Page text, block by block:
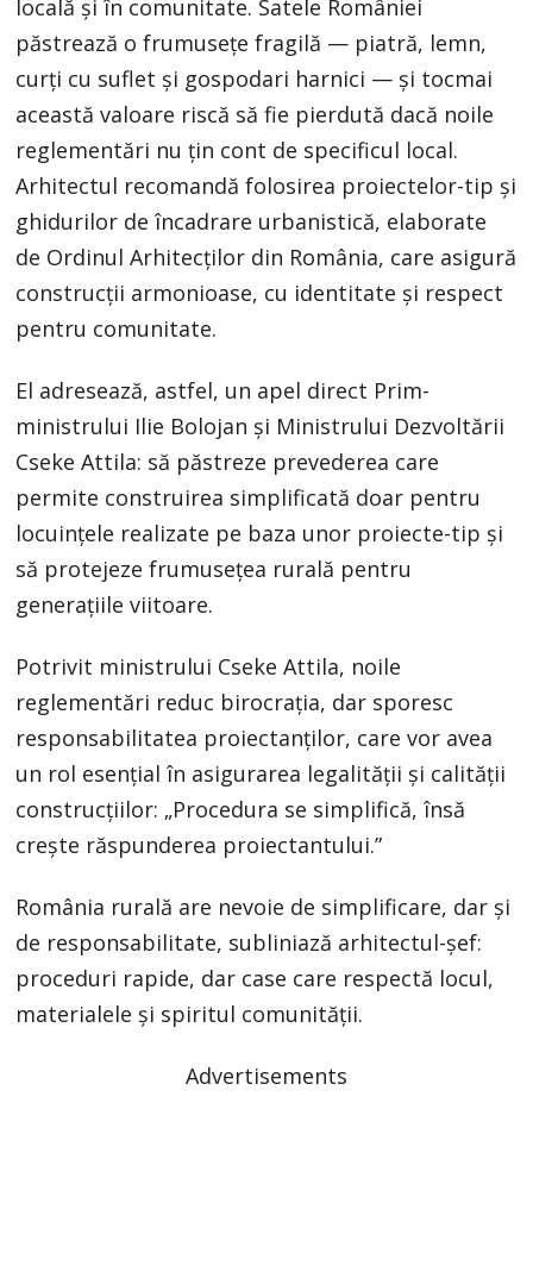
locală și în comunitate. Satele României
păstrează o frumusețe fragilă — piatră, lemn,
curți cu suflet și gospodari harnici — și tocmai
această valoare riscă să fie pierdută dacă noile
reglementări nu țin cont de specificul local.
Arhitectul recomandă folosirea proiectelor-tip și
ghidurilor de încadrare urbanistică, elaborate
de Ordinul Arhitecților din România, care asigură
construcții armonioase, cu identitate și respect
pentru comunitate.
El adresează, astfel, un apel direct Prim-
ministrului Ilie Bolojan și Ministrului Dezvoltării
Cseke Attila: să păstreze prevederea care
permite construirea simplificată doar pentru
locuințele realizate pe baza unor proiecte-tip și
să protejeze frumusețea rurală pentru
generațiile viitoare.
Potrivit ministrului Cseke Attila, noile
reglementări reduc birocrația, dar sporesc
responsabilitatea proiectanților, care vor avea
un rol esențial în asigurarea legalității și calității
construcțiilor: „Procedura se simplifică, însă
crește răspunderea proiectantului.”
România rurală are nevoie de simplificare, dar și
de responsabilitate, subliniază arhitectul-șef:
proceduri rapide, dar case care respectă locul,
materialele și spiritul comunității.
Advertisements